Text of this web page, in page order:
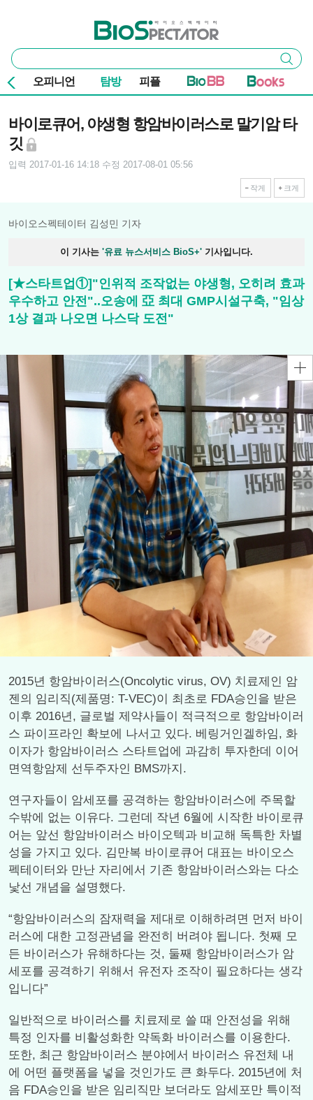
바이오스펙테이터
통
합
검
색
검색
오피니언 탐방 피플
바이로큐어, 야생형 항암바이러스로 말기암 타
깃
입력 2017-01-16 14:18 수정 2017-08-01 05:56
작게 크게
바이오스펙테이터 김성민 기자
이 기사는 '유료 뉴스서비스 BioS+' 기사입니다.
[★스타트업①]"인위적 조작없는 야생형, 오히려 효과
우수하고 안전"..오송에 亞 최대 GMP시설구축, "임상
1상 결과 나오면 나스닥 도전"
2015년 항암바이러스(Oncolytic virus, OV) 치료제인 암
젠의 임리직(제품명: T-VEC)이 최초로 FDA승인을 받은
이후 2016년, 글로벌 제약사들이 적극적으로 항암바이러
스 파이프라인 확보에 나서고 있다. 베링거인겔하임, 화
이자가 항암바이러스 스타트업에 과감히 투자한데 이어
면역항암제 선두주자인 BMS까지.
연구자들이 암세포를 공격하는 항암바이러스에 주목할
수밖에 없는 이유다. 그런데 작년 6월에 시작한 바이로큐
어는 앞선 항암바이러스 바이오텍과 비교해 독특한 차별
성을 가지고 있다. 김만복 바이로큐어 대표는 바이오스
펙테이터와 만난 자리에서 기존 항암바이러스와는 다소
낯선 개념을 설명했다.
“항암바이러스의 잠재력을 제대로 이해하려면 먼저 바이
러스에 대한 고정관념을 완전히 버려야 됩니다. 첫째 모
든 바이러스가 유해하다는 것, 둘째 항암바이러스가 암
세포를 공격하기 위해서 유전자 조작이 필요하다는 생각
입니다”
일반적으로 바이러스를 치료제로 쓸 때 안전성을 위해
특정 인자를 비활성화한 약독화 바이러스를 이용한다.
또한, 최근 항암바이러스 분야에서 바이러스 유전체 내
에 어떤 플랫폼을 넣을 것인가도 큰 화두다. 2015년에 처
음 FDA승인을 받은 임리직만 보더라도 암세포만 특이적